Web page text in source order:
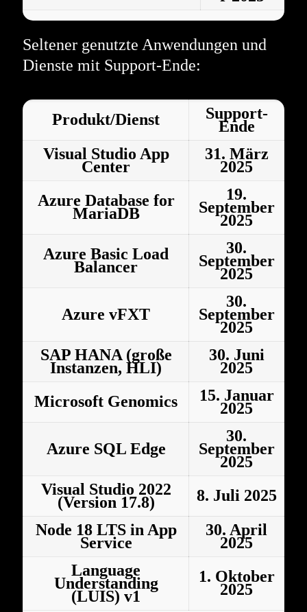
Seltener genutzte Anwendungen und
Dienste mit Support-Ende:
Produkt/Dienst Support-
Ende
Visual Studio App
Center
31. März
2025
Azure Database for
MariaDB
19.
September
2025
Azure Basic Load
Balancer
30.
September
2025
Azure vFXT
30.
September
2025
SAP HANA (große
Instanzen, HLI)
30. Juni
2025
Microsoft Genomics
15. Januar
2025
Azure SQL Edge
30.
September
2025
Visual Studio 2022
(Version 17.8)
8. Juli 2025
Node 18 LTS in App
Service
30. April
2025
Language
Understanding
(LUIS) v1
1. Oktober
2025